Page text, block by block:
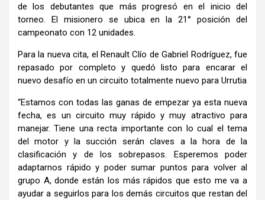
de los debutantes que más progresó en el inicio del
torneo. El misionero se ubica en la 21° posición del
campeonato con 12 unidades.
Para la nueva cita, el Renault Clío de Gabriel Rodríguez, fue
repasado por completo y quedó listo para encarar el
nuevo desafío en un circuito totalmente nuevo para Urrutia
“Estamos con todas las ganas de empezar ya esta nueva
fecha, es un circuito muy rápido y muy atractivo para
manejar. Tiene una recta importante con lo cual el tema
del motor y la succión serán claves a la hora de la
clasificación y de los sobrepasos. Esperemos poder
adaptarnos rápido y poder sumar puntos para volver al
grupo A, donde están los más rápidos que esto me va a
ayudar a seguirlos para los demás circuitos que restan del